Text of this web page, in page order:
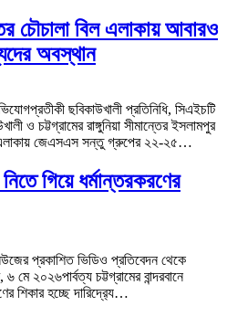
চৌচালা বিল এলাকায় আবারও
অবস্থান
ছবিকাউখালী প্রতিনিধি, সিএইচটি
ও চট্টগ্রামের রাঙ্গুনিয়া সীমান্তের ইসলামপুর
এলাকায় জেএসএস সন্তু গ্রুপের ২২-২৫…
নিতে গিয়ে ধর্মান্তরকরণের
প্রকাশিত ভিডিও প্রতিবেদন থেকে
মে ২০২৬পার্বত্য চট্টগ্রামের বান্দরবানে
শিকার হচ্ছে দারিদ্র‍্যে…